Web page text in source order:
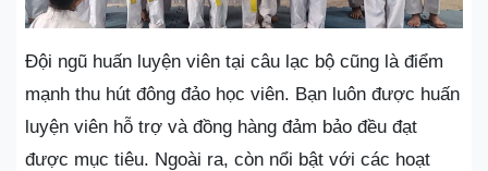
Đội ngũ huấn luyện viên tại câu lạc bộ cũng là điểm
mạnh thu hút đông đảo học viên. Bạn luôn được huấn
luyện viên hỗ trợ và đồng hàng đảm bảo đều đạt
được mục tiêu. Ngoài ra, còn nổi bật với các hoạt